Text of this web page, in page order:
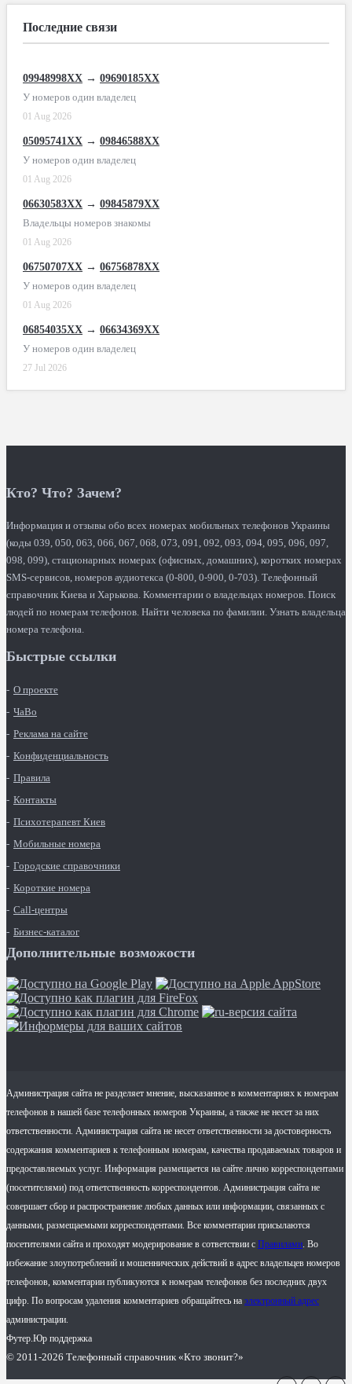
Последние связи
09948998XX → 09690185XX
У номеров один владелец
01 Aug 2026
05095741XX → 09846588XX
У номеров один владелец
01 Aug 2026
06630583XX → 09845879XX
Владельцы номеров знакомы
01 Aug 2026
06750707XX → 06756878XX
У номеров один владелец
01 Aug 2026
06854035XX → 06634369XX
У номеров один владелец
27 Jul 2026
Кто? Что? Зачем?
Информация и отзывы обо всех номерах мобильных телефонов Украины
(коды 039, 050, 063, 066, 067, 068, 073, 091, 092, 093, 094, 095, 096, 097,
098, 099), стационарных номерах (офисных, домашних), коротких номерах
SMS-сервисов, номеров аудиотекса (0-800, 0-900, 0-703). Телефонный
справочник Киева и Харькова. Комментарии о владельцах номеров. Поиск
людей по номерам телефонов. Найти человека по фамилии. Узнать владельца
номера телефона.
Быстрые ссылки
О проекте
ЧаВо
Реклама на сайте
Конфиденциальность
Правила
Контакты
Психотерапевт Киев
Мобильные номера
Городские справочники
Короткие номера
Call-центры
Бизнес-каталог
Дополнительные возможости
Администрация сайта не разделяет мнение, высказанное в комментариях к номерам
телефонов в нашей базе телефонных номеров Украины, а также не несет за них
ответственности. Администрация сайта не несет ответственности за достоверность
содержания комментариев к телефонным номерам, качества продаваемых товаров и
предоставляемых услуг. Информация размещается на сайте лично корреспондентами
(посетителями) под ответственность корреспондентов. Администрация сайта не
совершает сбор и распространение любых данных или информации, связанных с
данными, размещаемыми корреспондентами. Все комментарии присылаются
посетителями сайта и проходят модерирование в сответствии с Правилами. Во
избежание злоупотреблений и мошеннических действий в адрес владельцев номеров
телефонов, комментарии публикуются к номерам телефонов без последних двух
цифр. По вопросам удаления комментариев обращайтесь на электронный адрес
администрации.
Футер.Юр поддержка
© 2011-2026 Телефонный справочник «Кто звонит?»